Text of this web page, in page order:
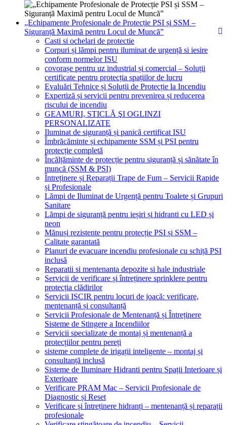
„Echipamente Profesionale de Protecție PSI și SSM –
Siguranță Maximă pentru Locul de Muncă”
Casti si ochelari de protectie
Corpuri și lămpi pentru iluminat de urgență si iesire
conform normelor ISU
covorașe pentru uz industrial și comercial – Soluții
certificate pentru protecția spațiilor de lucru
Evaluări Tehnice și Soluții de Protecție la Incendiu
Expertiză și servicii pentru prevenirea și reducerea
riscului de incendiu
GEAMURI, STICLĂ ŞI OGLINZI
PERSONALIZATE
Iluminat de siguranță și panică certificat ISU
Îmbrăcăminte și echipamente SSM și PSI pentru
protecție completă
Încălțăminte de protecție pentru siguranță și sănătate în
muncă (SSM & PSI)
Întreținere și Reparații Trape de Fum – Servicii Rapide
și Profesionale
Lămpi de Iluminat de Urgență pentru Toalete și Grupuri
Sanitare
Lămpi de siguranță pentru ieșiri și hidranti cu LED și
neon
Mănuși rezistente pentru protecție PSI și SSM –
Calitate garantată
Planuri de evacuare incendiu profesionale cu schiță PSI
inclusă
Reparatii si mentenanta depozite si hale industriale
Servicii de verificare și întreținere sprinklere pentru
protecția clădirilor
Servicii ISCIR pentru locuri de joacă: verificare,
mentenanță și consultanță
Servicii Profesionale de Mentenanță și Întreținere
Sisteme de Stingere a Incendiilor
Servicii specializate de montaj și mentenanță a
protecțiilor pentru pereți
sisteme complete de irigații inteligente – montaj și
consultanță inclusă
Sisteme de Iluminare Hidranti pentru Spații Interioare și
Exterioare
Verificare PRAM Mac – Servicii Profesionale de
Diagnostic și Reset
Verificare și întreținere hidranți – mentenanță și reparații
profesionale